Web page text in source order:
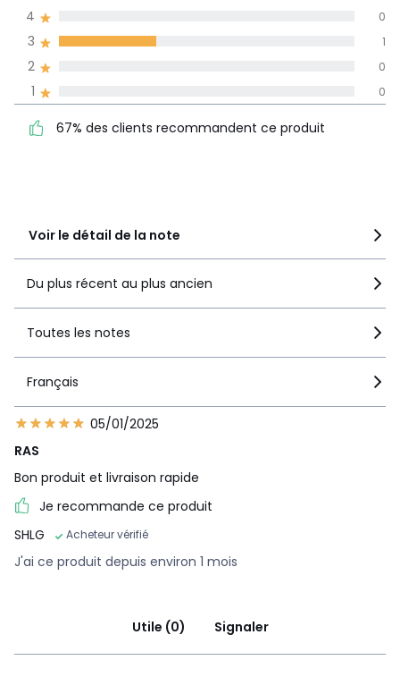
4 0
5
Voir le détail de la note
1 0
2 0
3 1
4 0
67% des clients recommandent ce produit
Du plus récent au plus ancien
Toutes les notes
Français
05/01/2025
RAS
Bon produit et livraison rapide
Je recommande ce produit
SHLG
Acheteur vérifié
J'ai ce produit depuis environ 1 mois
Utile (0) Signaler